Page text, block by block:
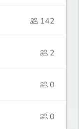
142
2
0
0